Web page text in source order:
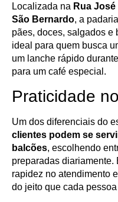
Localizada na Rua
São Bernardo, a
pães, doces, salgados e
ideal para quem busca
um lanche rápido
para um café especial.
Praticidade
Um dos diferenciais do
clientes podem se
balcões, escolhendo
preparadas
rapidez no atendimento
do jeito que cada pessoa